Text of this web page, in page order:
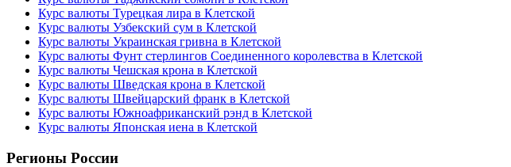
Курс валюты Турецкая лира в Клетской
Курс валюты Узбекский сум в Клетской
Курс валюты Украинская гривна в Клетской
Курс валюты Фунт стерлингов Соединенного королевства в Клетской
Курс валюты Чешская крона в Клетской
Курс валюты Шведская крона в Клетской
Курс валюты Швейцарский франк в Клетской
Курс валюты Южноафриканский рэнд в Клетской
Курс валюты Японская иена в Клетской
Регионы России